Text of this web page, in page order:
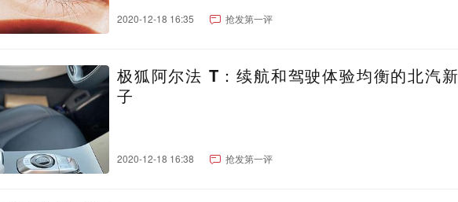
2020-12-18 16:35 抢发第一评
极狐阿尔法 T：续航和驾驶体验均衡的北汽
子
2020-12-18 16:38 抢发第一评